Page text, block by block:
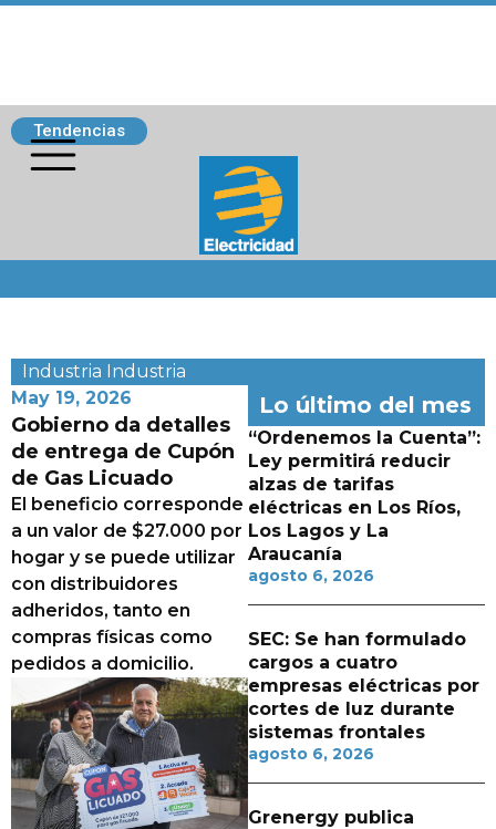
Tendencias
Industria Industria
May 19, 2026
Gobierno da detalles
de entrega de Cupón
de Gas Licuado
El beneficio corresponde
a un valor de $27.000 por
hogar y se puede utilizar
con distribuidores
adheridos, tanto en
compras físicas como
pedidos a domicilio.
Lo último del mes
“Ordenemos la Cuenta”:
Ley permitirá reducir
alzas de tarifas
eléctricas en Los Ríos,
Los Lagos y La
Araucanía
agosto 6, 2026
SEC: Se han formulado
cargos a cuatro
empresas eléctricas por
cortes de luz durante
sistemas frontales
agosto 6, 2026
Grenergy publica